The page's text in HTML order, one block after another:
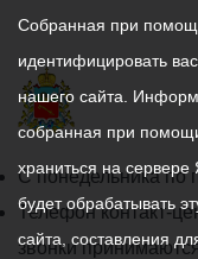
График
работы
администрации
С понедельника по
Телефон контакт-
звонки
Собранная при
идентифицировать
нашего сайта.
собранная при
храниться на
будет обрабатывать
сайта, составления